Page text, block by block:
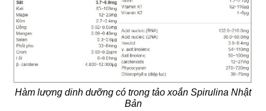
Hàm lượng dinh dưỡng có trong tảo xoắn Spirulina Nhật
Bản